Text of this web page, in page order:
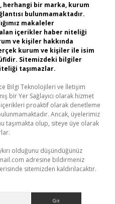
herhangi bir marka, kurum
bulunmamaktadır.
makaleler
içerikler haber niteliği
ve kişiler hakkında
kurum ve kişiler ile isim
Sitemizdeki bilgiler
taşımazlar.
Bilgi Teknolojileri ve İletişim
bir Yer Sağlayıcı olarak hizmet
proaktif olarak denetleme
Ancak, üyelerimiz
taşımakta olup, siteye üye olarak
olduğunu düşündüğünüz
adresine bildirmeniz
sitemizden kaldırılacaktır.